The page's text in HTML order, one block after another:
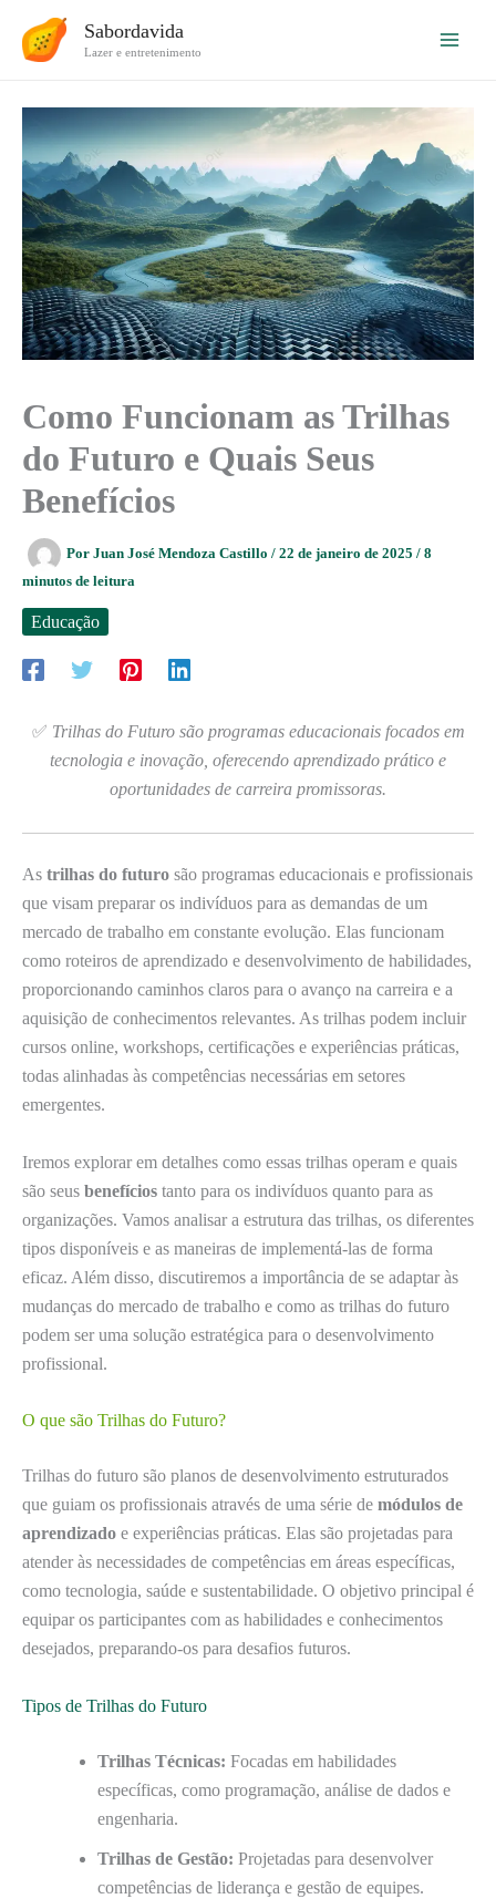
para
Sabordavida
Lazer e entretenimento
Como Funcionam as Trilhas
do Futuro e Quais Seus
Benefícios
Por Juan José Mendoza Castillo / 22 de janeiro de 2025 / 8
minutos de leitura
Educação
✅ Trilhas do Futuro são programas educacionais focados em
tecnologia e inovação, oferecendo aprendizado prático e
oportunidades de carreira promissoras.
As trilhas do futuro são programas educacionais e profissionais
que visam preparar os indivíduos para as demandas de um
mercado de trabalho em constante evolução. Elas funcionam
como roteiros de aprendizado e desenvolvimento de habilidades,
proporcionando caminhos claros para o avanço na carreira e a
aquisição de conhecimentos relevantes. As trilhas podem incluir
cursos online, workshops, certificações e experiências práticas,
todas alinhadas às competências necessárias em setores
emergentes.
Iremos explorar em detalhes como essas trilhas operam e quais
são seus benefícios tanto para os indivíduos quanto para as
organizações. Vamos analisar a estrutura das trilhas, os diferentes
tipos disponíveis e as maneiras de implementá-las de forma
eficaz. Além disso, discutiremos a importância de se adaptar às
mudanças do mercado de trabalho e como as trilhas do futuro
podem ser uma solução estratégica para o desenvolvimento
profissional.
O que são Trilhas do Futuro?
Trilhas do futuro são planos de desenvolvimento estruturados
que guiam os profissionais através de uma série de módulos de
aprendizado e experiências práticas. Elas são projetadas para
atender às necessidades de competências em áreas específicas,
como tecnologia, saúde e sustentabilidade. O objetivo principal é
equipar os participantes com as habilidades e conhecimentos
desejados, preparando-os para desafios futuros.
Tipos de Trilhas do Futuro
Trilhas Técnicas: Focadas em habilidades
específicas, como programação, análise de dados e
engenharia.
Trilhas de Gestão: Projetadas para desenvolver
competências de liderança e gestão de equipes.